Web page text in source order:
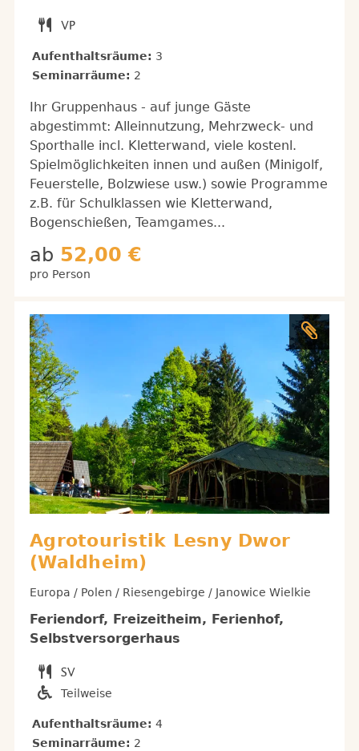
Aufenthaltsräume: 3
Seminarräume: 2
Ihr Gruppenhaus - auf junge Gäste
abgestimmt: Alleinnutzung, Mehrzweck- und
Sporthalle incl. Kletterwand, viele kostenl.
Spielmöglichkeiten innen und außen (Minigolf,
Feuerstelle, Bolzwiese usw.) sowie Programme
z.B. für Schulklassen wie Kletterwand,
Bogenschießen, Teamgames...
ab 52,00 €
pro Person
Agrotouristik Lesny Dwor
(Waldheim)
Europa / Polen / Riesengebirge / Janowice Wielkie
Feriendorf, Freizeitheim, Ferienhof,
Selbstversorgerhaus
Teilweise
Aufenthaltsräume: 4
Seminarräume: 2